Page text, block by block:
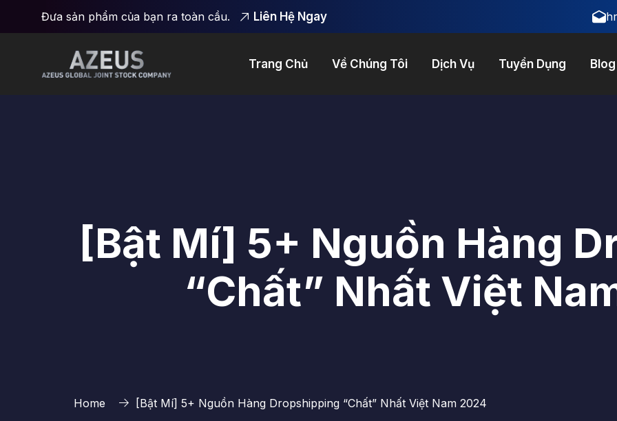
Đưa sản phẩm của bạn ra toàn cầu. Liên Hệ Ngay
Trang Chủ Về Chúng Tôi Dịch Vụ Tuyển Dụng Blog
[Bật Mí] 5+ Nguồn Hàng
“Chất” Nhất Việt
Home [Bật Mí] 5+ Nguồn Hàng Dropshipping “Chất” Nhất Việt Nam 2024